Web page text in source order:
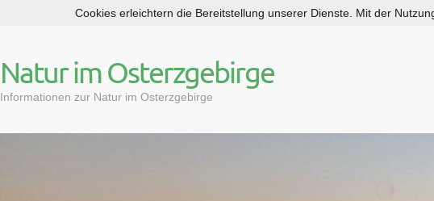
p
t
c
Natur im Osterzgebirge
Informationen zur Natur im Osterzgebirge
Cookies erleichtern die Bereitstellung unserer Dienste. Mit der